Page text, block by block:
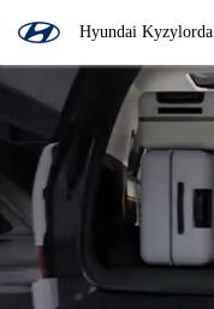
Hyundai Kyzylorda